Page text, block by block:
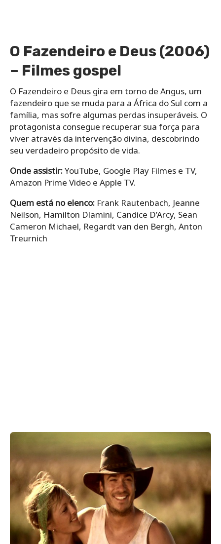
O Fazendeiro e Deus (2006)
– Filmes gospel
O Fazendeiro e Deus gira em torno de Angus, um
fazendeiro que se muda para a África do Sul com a
família, mas sofre algumas perdas insuperáveis. O
protagonista consegue recuperar sua força para
viver através da intervenção divina, descobrindo
seu verdadeiro propósito de vida.
Onde assistir:YouTube, Google Play Filmes e TV,
Amazon Prime Video e Apple TV.
Quem está no elenco: Frank Rautenbach, Jeanne
Neilson, Hamilton Dlamini, Candice D’Arcy, Sean
Cameron Michael, Regardt van den Bergh, Anton
Treurnich